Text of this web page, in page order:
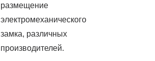
размещение
электромеханического
замка, различных
производителей.